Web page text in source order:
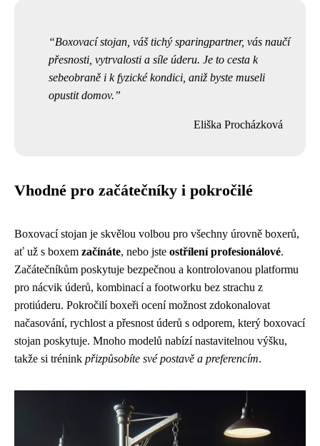
Boxovací stojan, váš tichý sparingpartner, vás naučí
přesnosti, vytrvalosti a síle úderu. Je to cesta k
sebeobraně i k fyzické kondici, aniž byste museli
opustit domov.
Eliška Procházková
Vhodné pro začátečníky i pokročilé
Boxovací stojan je skvělou volbou pro všechny úrovně boxerů,
ať už s boxem začínáte, nebo jste ostřílení profesionálové.
Začátečníkům poskytuje bezpečnou a kontrolovanou platformu
pro nácvik úderů, kombinací a footworku bez strachu z
protiúderu. Pokročilí boxeři ocení možnost zdokonalovat
načasování, rychlost a přesnost úderů s odporem, který boxovací
stojan poskytuje. Mnoho modelů nabízí nastavitelnou výšku,
takže si trénink přizpůsobíte své postavě a preferencím.